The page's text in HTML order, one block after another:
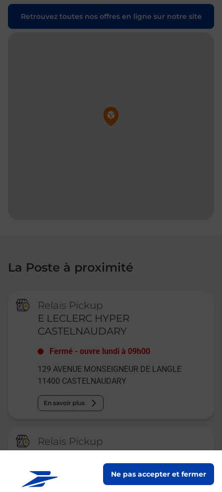
Ne pas accepter et fermer
Retrouvez toutes nos offres en ligne sur notre site
Pin de la carte
La Poste à proximité
Relais Pickup
E LECLERC HYPER
CASTELNAUDARY
Fermé -ouvre lundi à 09h00
129 AVENUE MONSEIGNEUR DE LANGLE
11400 CASTELNAUDARY
En savoir plus
Relais Pickup
CONSIGNE DYNEFF
CASTELNAUDARY
jusqu'à 23h59